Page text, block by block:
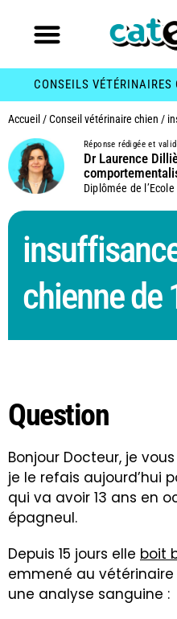
CONSEILS
Accueil /Conseil vétérinaire chien /
Réponse rédigée et
Dr Laurence
Diplômée de
chienne de
Question
Bonjour Docteur, je
je le refais aujourd’hui
qui va avoir 13 ans en
épagneul.
Depuis 15 jours elle boit
emmené au
une analyse sanguine :